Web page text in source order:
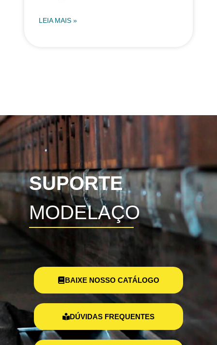
LEIA MAIS »
SUPORTE
MODELAÇO
BAIXE NOSSO CATÁLOGO
DÚVIDAS FREQUENTES